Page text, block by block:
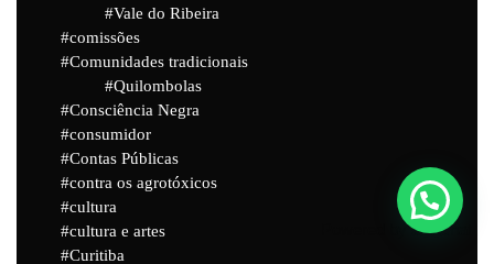
Vale do Ribeira
comissões
Comunidades tradicionais
Quilombolas
Consciência Negra
consumidor
Contas Públicas
contra os agrotóxicos
cultura
cultura e artes
Curitiba
Powered byJoinchat